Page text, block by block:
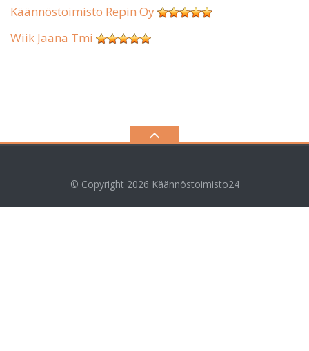
Käännöstoimisto Repin Oy
Wiik Jaana Tmi
© Copyright 2026 Käännöstoimisto24